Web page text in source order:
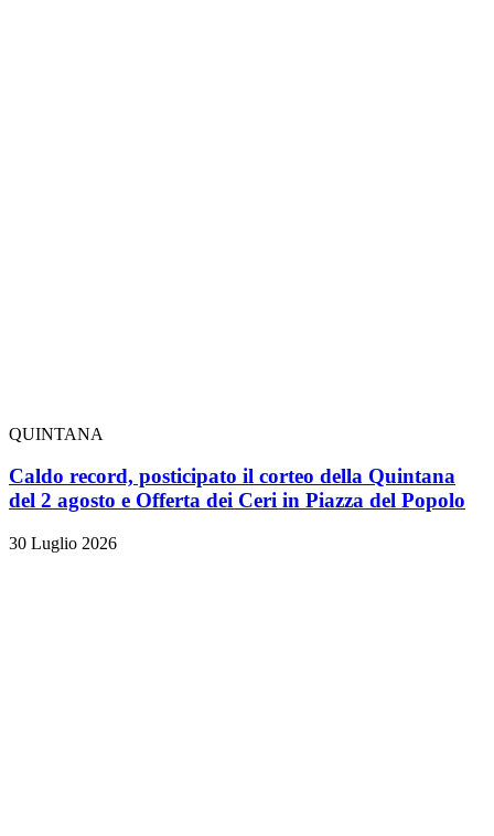
QUINTANA
Caldo record, posticipato il corteo della Quintana
del 2 agosto e Offerta dei Ceri in Piazza del Popolo
30 Luglio 2026